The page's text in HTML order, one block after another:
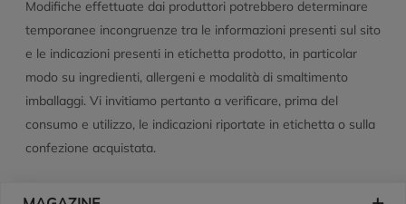
Modifiche effettuate dai produttori potrebbero determinare
temporanee incongruenze tra le informazioni presenti sul sito
e le indicazioni presenti in etichetta prodotto, in particolar
modo su ingredienti, allergeni e modalità di smaltimento
imballaggi. Vi invitiamo pertanto a verificare, prima del
consumo e utilizzo, le indicazioni riportate in etichetta o sulla
confezione acquistata.